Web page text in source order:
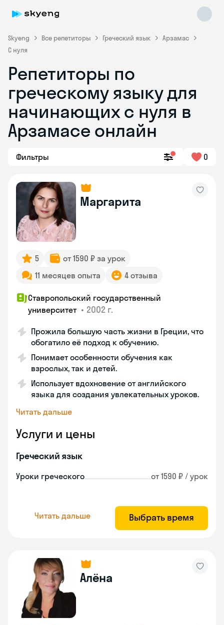
Skyeng Все репетиторы Греческий язык
Арзамас
С нуля
Репетиторы по
греческому языку для
начинающих с нуля в
Арзамасе онлайн
Фильтры 0
Маргарита
5
от 1590 ₽ за урок
11 месяцев опыта
4 отзыва
Ставропольский государственный
университет • 2002 г.
Прожила большую часть жизни в Греции, что
обогатило её подход к обучению.
Понимает особенности обучения как
взрослых, так и детей.
Использует вдохновение от английского
языка для создания увлекательных уроков.
Читать дальше
Услуги и цены
Греческий язык
Уроки греческого от 1590 ₽ / урок
Читать дальше Выбрать время
Алёна
Skyeng Chat
online